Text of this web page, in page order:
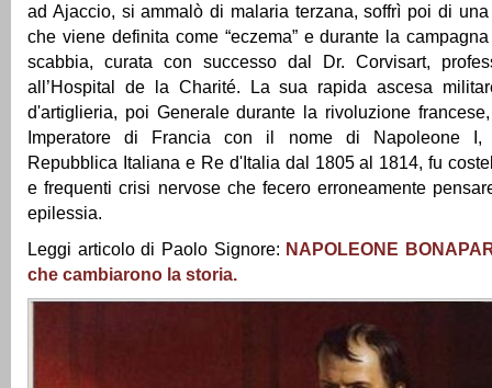
ad Ajaccio, si ammalò di malaria terzana, soffrì poi di
che viene definita come “eczema” e durante la
scabbia, curata con successo dal Dr. Corvisart,
all’Hospital de la Charité. La sua rapida ascesa
d'artiglieria, poi Generale durante la rivoluzione
Imperatore di Francia con il nome di Napoleone I,
Repubblica Italiana e Re d'Italia dal 1805 al 1814, fu
e frequenti crisi nervose che fecero erroneamente
epilessia.
Leggi articolo di Paolo Signore: NAPOLEONE
che cambiarono la storia.